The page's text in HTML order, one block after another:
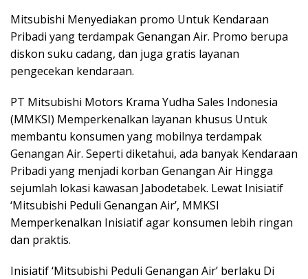
Mitsubishi Menyediakan promo Untuk Kendaraan
Pribadi yang terdampak Genangan Air. Promo berupa
diskon suku cadang, dan juga gratis layanan
pengecekan kendaraan.
PT Mitsubishi Motors Krama Yudha Sales Indonesia
(MMKSI) Memperkenalkan layanan khusus Untuk
membantu konsumen yang mobilnya terdampak
Genangan Air. Seperti diketahui, ada banyak Kendaraan
Pribadi yang menjadi korban Genangan Air Hingga
sejumlah lokasi kawasan Jabodetabek. Lewat Inisiatif
‘Mitsubishi Peduli Genangan Air’, MMKSI
Memperkenalkan Inisiatif agar konsumen lebih ringan
dan praktis.
Inisiatif ‘Mitsubishi Peduli Genangan Air’ berlaku Di